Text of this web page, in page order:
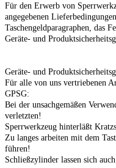
Für den Erwerb von
angegebenen
Taschengeldparagraphen, das
Geräte- und
Geräte- und
Für alle von uns vertriebenen
GPSG:
Bei der unsachgemäßen
verletzten!
Sperrwerkzeug hinterläßt
Zu langes arbeiten mit dem
führen!
Schließzylinder lassen sich